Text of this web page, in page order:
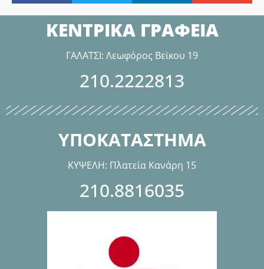
ΚΕΝΤΡΙΚΑ ΓΡΑΦΕΙΑ
ΓΑΛΑΤΣΙ: Λεωφόρος Βεϊκου 19
210.2222813
ΥΠΟΚΑΤΑΣΤΗΜΑ
ΚΥΨΕΛΗ: Πλατεία Κανάρη 15
210.8816035